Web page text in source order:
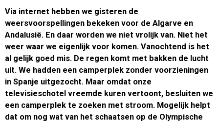
Via internet hebben we gisteren de
weersvoorspellingen bekeken voor de Algarve en
Andalusië. En daar worden we niet vrolijk van. Niet het
weer waar we eigenlijk voor komen. Vanochtend is het
al gelijk goed mis. De regen komt met bakken de lucht
uit. We hadden een camperplek zonder voorzieningen
in Spanje uitgezocht. Maar omdat onze
televisieschotel vreemde kuren vertoont, besluiten we
een camperplek te zoeken met stroom. Mogelijk helpt
dat om nog wat van het schaatsen op de Olympische